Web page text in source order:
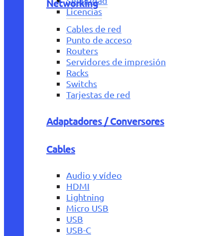
Licencias
Networking
Cables de red
Punto de acceso
Routers
Servidores de impresión
Racks
Switchs
Tarjestas de red
Adaptadores / Conversores
Cables
Audio y vídeo
HDMI
Lightning
Micro USB
USB
USB-C